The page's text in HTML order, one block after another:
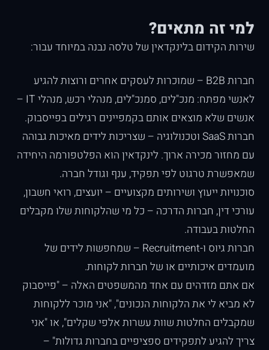
למי זה מתאים?
שירות הקידום בלינקדאין של טלסה נבנה במיוחד עבור:
חברות B2B – שמוכרות לעסקים אחרים ורוצות להגיע
לאנשי מפתח: מנכ"לים, סמנכ"לים, מנהלי רכש, מנהלי IT –
אנשים שלא מוצאים אותם בקמפיינים רגילים בפייסבוק.
חברות SaaS וטכנולוגיה – שצריכות לידים מאיכות גבוהה
עם מחזור מכירה ארוך. לינקדאין הוא הפלטפורמה היחידה
שמאפשרת טרגוט לפי תפקיד, ענף וגודל חברה.
סוכנויות ייעוץ ושירותים מקצועיים – יועצים, רואי חשבון,
עורכי דין, חברות הדרכה – כל מי שהלקוחות שלו מקבלים
החלטות בעבודה.
חברות גיוס ו-Recruitment – שמחפשות לידים של
מועמדים איכותיים או של חברות לקוחות.
אם אתם מזדהים עם אחד מהמשפטים האלה – "פייסבוק
לא מביא לי את הלקוחות הנכונים", "אני מוכר ללקוחות
שמקבלים החלטות שוות עשרות אלפי שקלים", או "אני
צריך להגיע לתפקידים ספציפיים בחברות גדולות" –